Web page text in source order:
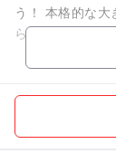
う！ 本格的な大きくて動く工作を４種類から選べて、低学年か
ら高学年までの自由研究